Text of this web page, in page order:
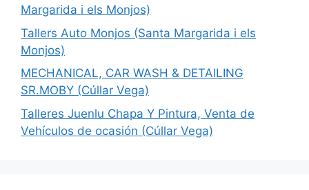
Margarida i els Monjos)
Tallers Auto Monjos (Santa Margarida i els
Monjos)
MECHANICAL, CAR WASH & DETAILING
SR.MOBY (Cúllar Vega)
Talleres Juenlu Chapa Y Pintura, Venta de
Vehículos de ocasión (Cúllar Vega)